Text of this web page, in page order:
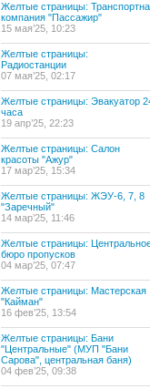
Желтые страницы:
компания "Пассажир"
15 мая’25, 10:23
Желтые страницы:
Радиостанции
07 мая’25, 02:17
Желтые страницы: Эвакуатор
часа
19 апр’25, 22:23
Желтые страницы: Салон
красоты "Ажур"
17 мар’25, 15:34
Желтые страницы: ЖЭУ-6, 7, 8
"Заречный"
14 мар’25, 11:46
Желтые страницы:
бюро пропусков
04 мар’25, 07:47
Желтые страницы: Мастерская
"Кайман"
16 фев’25, 13:54
Желтые страницы: Бани
"Центральные" (МУП "Бани
Сарова", центральная баня)
04 фев’25, 09:38